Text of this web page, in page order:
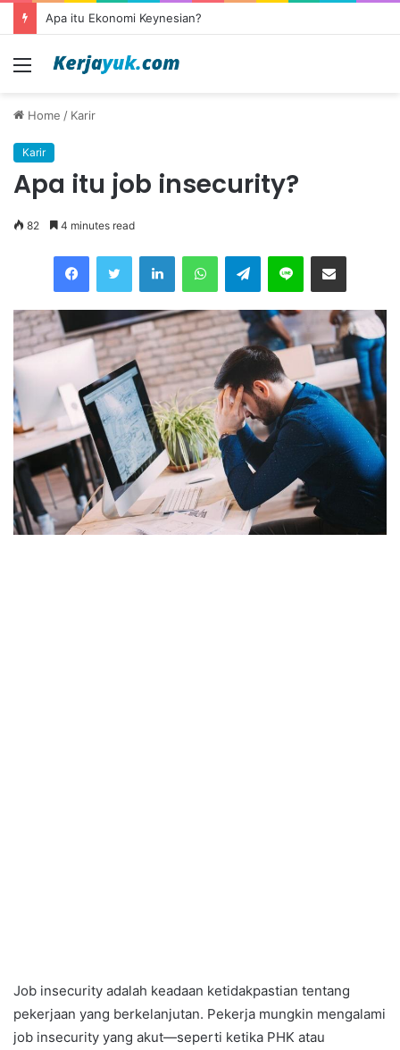
Apa itu outsourcing?
Menu
Home / Karir
Karir
Apa itu job insecurity?
82 4 minutes read
Telegram
Job insecurity adalah keadaan ketidakpastian tentang
pekerjaan yang berkelanjutan. Pekerja mungkin mengalami
job insecurity yang akut—seperti ketika PHK atau